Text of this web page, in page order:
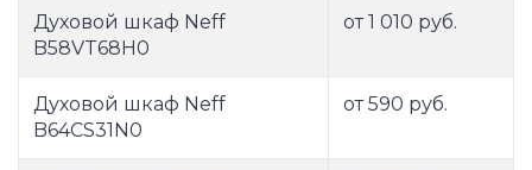
Духовой шкаф Neff
B58VT68H0
от 1 010 руб.
Духовой шкаф Neff
B64CS31N0
от 590 руб.